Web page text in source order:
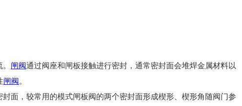
闸阀通过阀座和闸板接触进行密封，通常密封面会堆焊金属材料以
闸阀 。
面，较常用的模式闸板阀的两个密封面形成楔形、楔形角随阀门参